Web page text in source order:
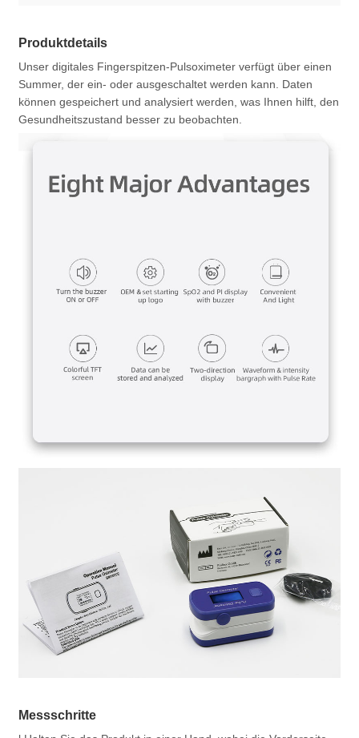
Produktdetails
Unser digitales Fingerspitzen-Pulsoximeter verfügt über einen
Summer, der ein- oder ausgeschaltet werden kann. Daten
können gespeichert und analysiert werden, was Ihnen hilft, den
Gesundheitszustand besser zu beobachten.
Messschritte